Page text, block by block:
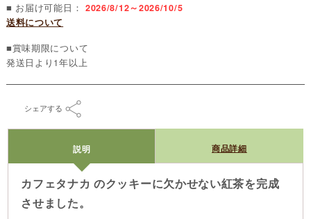
■ お届け可能日： 2026/8/12～2026/10/5
送料について
■賞味期限について
発送日より1年以上
シェアする
説明 商品詳細
カフェタナカ のクッキーに欠かせない紅茶を完成
させました。